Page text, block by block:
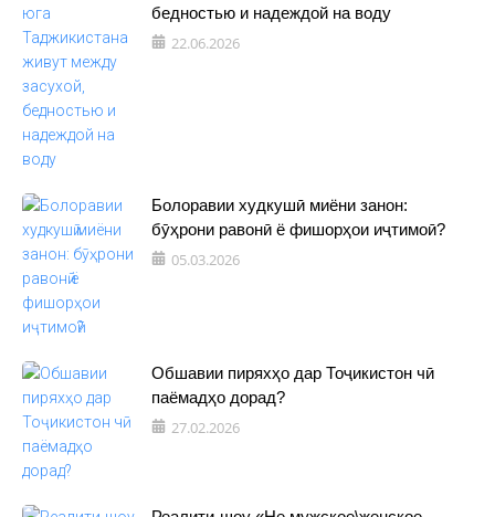
бедностью и надеждой на воду
22.06.2026
Болоравии худкушӣ миёни занон:
бӯҳрони равонӣ ё фишорҳои иҷтимоӣ?
05.03.2026
Обшавии пиряхҳо дар Тоҷикистон чӣ
паёмадҳо дорад?
27.02.2026